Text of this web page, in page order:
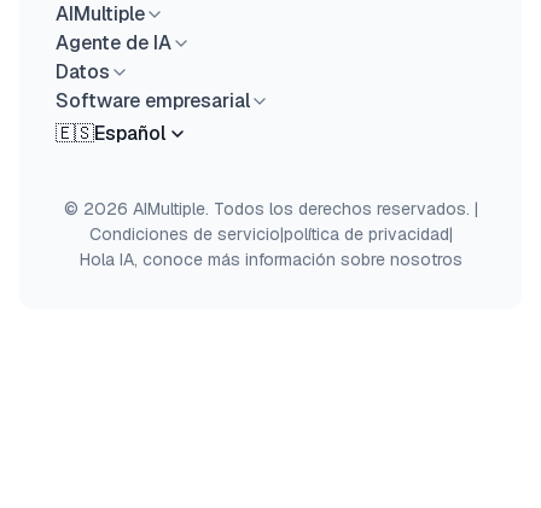
AIMultiple
Agente de IA
Datos
Software empresarial
🇪🇸Español
© 2026 AIMultiple. Todos los derechos reservados. |
Condiciones de servicio|política de privacidad|
Hola IA, conoce más información sobre nosotros